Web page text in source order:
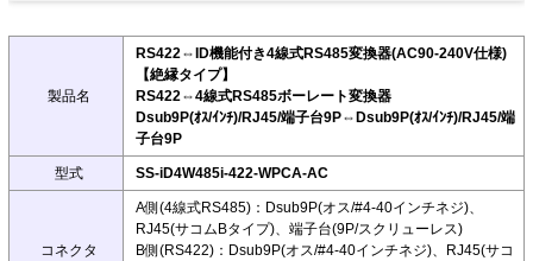
製品名
RS422⇔ID機能付き4線式RS485変換器(AC90-240V仕様)
【絶縁タイプ】
RS422⇔4線式RS485ボーレート変換器
Dsub9P(ｵｽ/ｲﾝﾁ)/RJ45/端子台9P⇔Dsub9P(ｵｽ/ｲﾝﾁ)/RJ45/端
子台9P
型式 SS-iD4W485i-422-WPCA-AC
コネクタ
A側(4線式RS485)：Dsub9P(オス/#4-40インチネジ)、
RJ45(サコムBタイプ)、端子台(9P/スクリューレス)
B側(RS422)：Dsub9P(オス/#4-40インチネジ)、RJ45(サコ